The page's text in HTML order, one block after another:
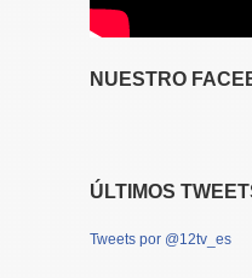
NUESTRO
ÚLTIMOS
Tweets por @12tv_es